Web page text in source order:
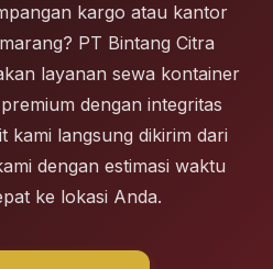
kargo atau kantor
PT Bintang Citra
layanan sewa kontainer
dengan integritas
kami langsung dikirim dari
dengan estimasi waktu
ke lokasi Anda.